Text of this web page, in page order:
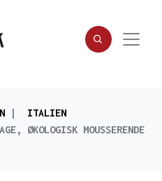
ITALIEN
ØKOLOGISK MOUSSERENDE